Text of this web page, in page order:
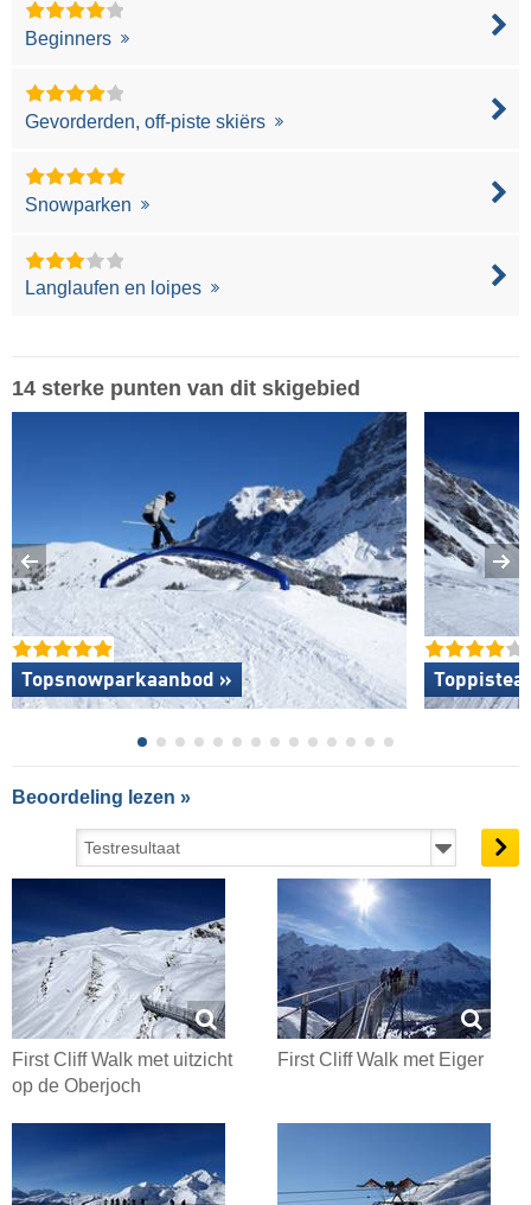
Beginners
Gevorderden, off-piste skiërs
Snowparken
Langlaufen en loipes
14 sterke punten van dit skigebied
Topsnowparkaanbod »
Beoordeling lezen »
First Cliff Walk met uitzicht
op de Oberjoch
First Cliff Walk met Eiger